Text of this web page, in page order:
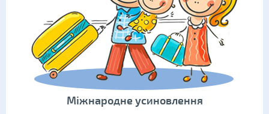
Міжнародне усиновлення